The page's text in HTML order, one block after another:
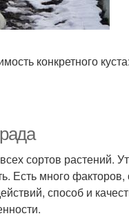
конкретного куста:
сортов растений.
Есть много факторов,
способ и